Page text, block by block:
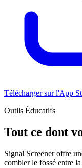
Télécharger sur l'App
Outils Éducatifs
Tout ce dont
Signal Screener offre
combler le fossé entre